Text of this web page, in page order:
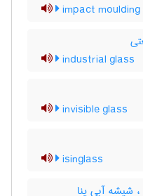
impact
industrial glass
invisible glass
isinglass
شیشه آبی ینا